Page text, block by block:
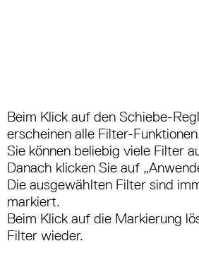
Beim Klick auf den Schiebe-
erscheinen alle Filter-
Sie können beliebig viele Filter
Danach klicken Sie auf
Die ausgewählten Filter sind
markiert.
Beim Klick auf die Markierung
Filter wieder.